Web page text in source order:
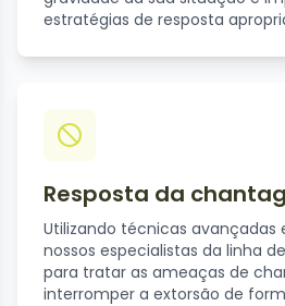
estratégias de resposta
Resposta da
Utilizando técnicas avançadas
nossos especialistas da linha
para tratar as ameaças de
interromper a extorsão de